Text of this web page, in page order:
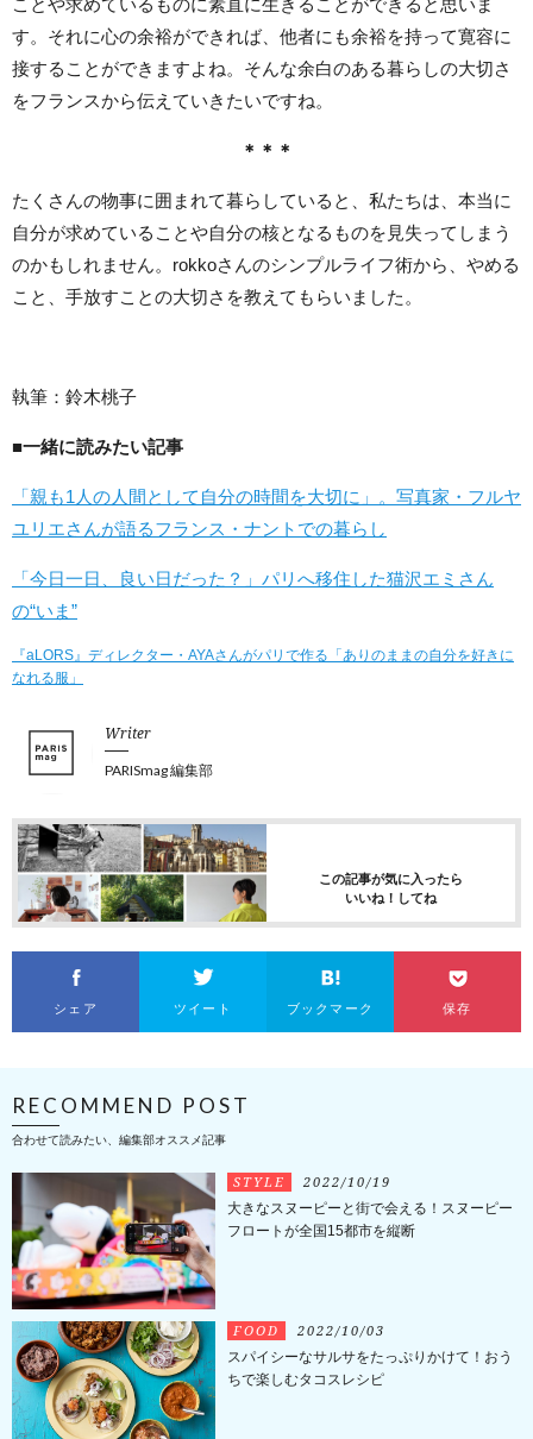
ことや求めているものに素直に生きることができると思いま
す。それに心の余裕ができれば、他者にも余裕を持って寛容に
接することができますよね。そんな余白のある暮らしの大切さ
をフランスから伝えていきたいですね。
＊＊＊
たくさんの物事に囲まれて暮らしていると、私たちは、本当に
自分が求めていることや自分の核となるものを見失ってしまう
のかもしれません。rokkoさんのシンプルライフ術から、やめる
こと、手放すことの大切さを教えてもらいました。
執筆：鈴木桃子
■一緒に読みたい記事
「親も1人の人間として自分の時間を大切に」。写真家・フルヤ
ユリエさんが語るフランス・ナントでの暮らし
「今日一日、良い日だった？」パリへ移住した猫沢エミさん
の“いま”
『aLORS』ディレクター・AYAさんがパリで作る「ありのままの自分を好きに
なれる服」
Writer
PARISmag 編集部
この記事が気に入ったら
いいね！してね
シェア ツイート ブックマーク 保存
RECOMMEND POST
合わせて読みたい、編集部オススメ記事
STYLE 2022/10/19
大きなスヌーピーと街で会える！スヌーピー
フロートが全国15都市を縦断
FOOD 2022/10/03
スパイシーなサルサをたっぷりかけて！おう
ちで楽しむタコスレシピ